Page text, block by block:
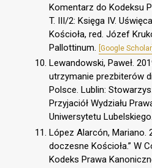
Komentarz do Kodeksu
T. III/2: Księga IV.
Kościoła, red. Józef
Pallottinum.
[Google Scholar]
Lewandowski, Paweł.
utrzymanie prezbiterów
Polsce. Lublin:
Przyjaciół Wydziału
Uniwersytetu Lubelskiego.
López Alarcón, Mariano.
doczesne Kościoła.” W
Kodeks Prawa